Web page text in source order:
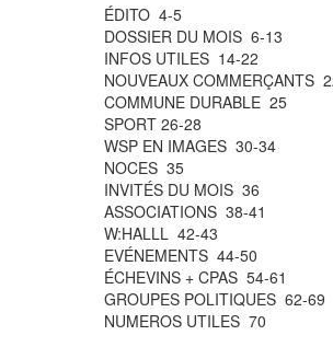
ÉDITO 4-5
DOSSIER DU MOIS 6-13
INFOS UTILES 14-22
NOUVEAUX COMMERÇANTS
COMMUNE DURABLE 25
SPORT 26-28
WSP EN IMAGES 30-34
NOCES 35
INVITÉS DU MOIS 36
ASSOCIATIONS 38-41
W:HALLL 42-43
EVÉNEMENTS 44-50
ÉCHEVINS + CPAS 54-61
GROUPES POLITIQUES 62-69
NUMEROS UTILES 70